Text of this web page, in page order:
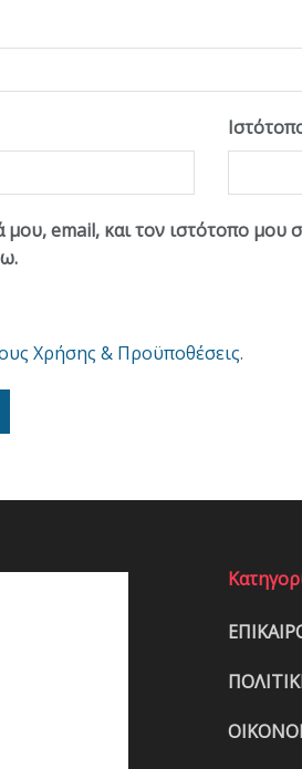
email, και τον ιστότοπο μου
Χρήσης & Προϋποθέσεις.